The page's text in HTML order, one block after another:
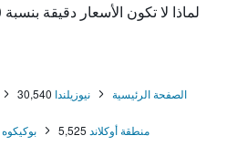
لماذا لا تكون الأسعار دقيقة بنسبة 100٪؟
الصفحة الرئيسية نيوزيلندا 30,540
منطقة أوكلاند 5,525 بوكيكوه